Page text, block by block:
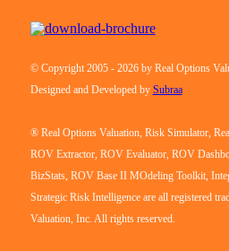
© Copyright 2005 - 2026 by Real Options
Designed and Developed by Subraa
® Real Options Valuation, Risk Simulator,
ROV Extractor, ROV Evaluator, ROV
BizStats, ROV Base II MOdeling Toolkit,
Strategic Risk Intelligence are all registered
Valuation, Inc. All rights reserved.